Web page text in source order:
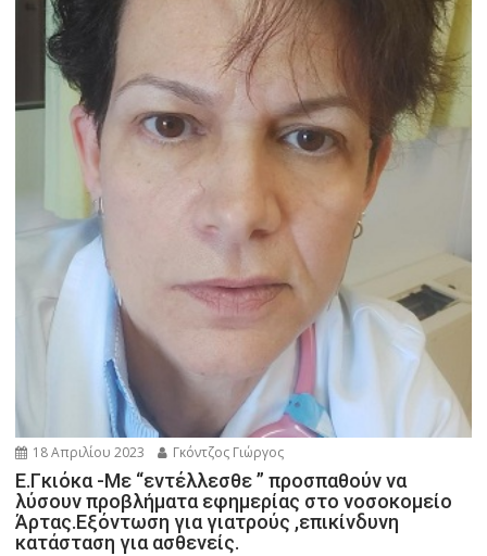
18 Απριλίου 2023 Γκόντζος Γιώργος
Ε.Γκιόκα -Με “εντέλλεσθε ” προσπαθούν να
λύσουν προβλήματα εφημερίας στο νοσοκομείο
Άρτας.Εξόντωση για γιατρούς ,επικίνδυνη
κατάσταση για ασθενείς.